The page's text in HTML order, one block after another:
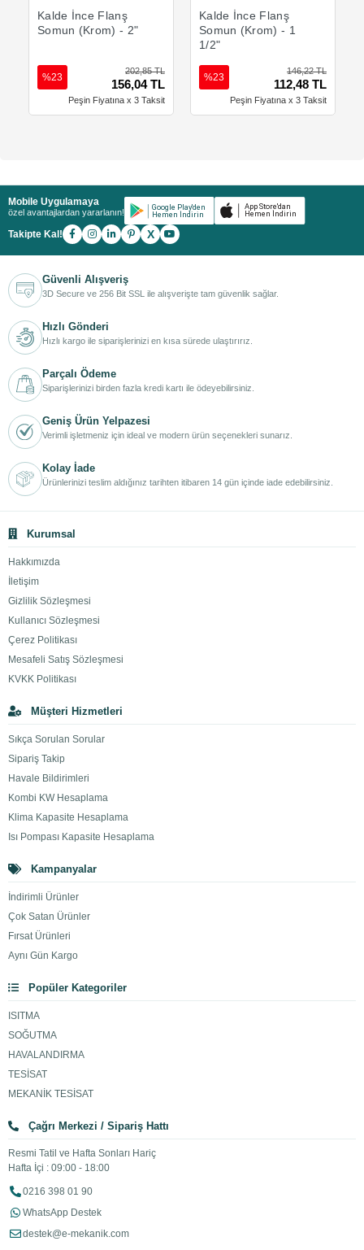
Kalde İnce Flanş
Somun (Krom) - 2"
202,85 TL
156,04 TL
%23
Peşin Fiyatına x 3 Taksit
Kalde İnce Flanş
Somun (Krom) - 1
1/2"
146,22 TL
112,48 TL
%23
Peşin Fiyatına x 3 Taksit
Mobile Uygulamaya
özel avantajlardan yararlanın!
Takipte Kal! X
Güvenli Alışveriş
3D Secure ve 256 Bit SSL ile alışverişte tam güvenlik sağlar.
Hızlı Gönderi
Hızlı kargo ile siparişlerinizi en kısa sürede ulaştırırız.
Parçalı Ödeme
Siparişlerinizi birden fazla kredi kartı ile ödeyebilirsiniz.
Geniş Ürün Yelpazesi
Verimli işletmeniz için ideal ve modern ürün seçenekleri sunarız.
Kolay İade
Ürünlerinizi teslim aldığınız tarihten itibaren 14 gün içinde iade edebilirsiniz.
Kurumsal
Hakkımızda
İletişim
Gizlilik Sözleşmesi
Kullanıcı Sözleşmesi
Çerez Politikası
Mesafeli Satış Sözleşmesi
KVKK Politikası
Müşteri Hizmetleri
Sıkça Sorulan Sorular
Sipariş Takip
Havale Bildirimleri
Kombi KW Hesaplama
Klima Kapasite Hesaplama
Isı Pompası Kapasite Hesaplama
Kampanyalar
İndirimli Ürünler
Çok Satan Ürünler
Fırsat Ürünleri
Aynı Gün Kargo
Popüler Kategoriler
ISITMA
SOĞUTMA
HAVALANDIRMA
TESİSAT
MEKANİK TESİSAT
Çağrı Merkezi / Sipariş Hattı
Resmi Tatil ve Hafta Sonları Hariç
Hafta İçi : 09:00 - 18:00
0216 398 01 90
WhatsApp Destek
destek@e-mekanik.com